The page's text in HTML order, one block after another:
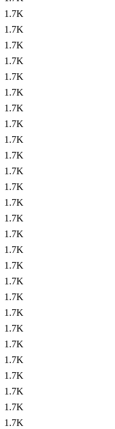
1.7K
1.7K
1.7K
1.7K
1.7K
1.7K
1.7K
1.7K
1.7K
1.7K
1.7K
1.7K
1.7K
1.7K
1.7K
1.7K
1.7K
1.7K
1.7K
1.7K
1.7K
1.7K
1.7K
1.7K
1.7K
1.7K
1.7K